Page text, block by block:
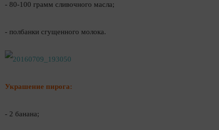
- 80-100 грамм сливочного масла;
- полбанки сгущенного молока.
Украшение пирога:
- 2 банана;